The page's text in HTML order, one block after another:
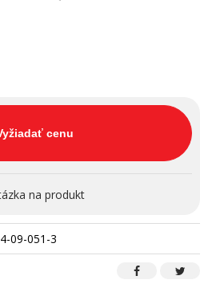
cenu
na produkt
09-051-3